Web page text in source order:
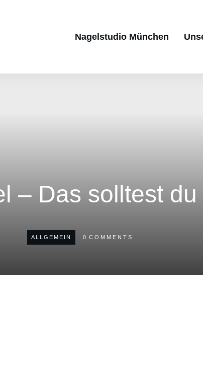
Nagelstudio München
– Das solltest
ALLGEMEIN 0 COMMENTS